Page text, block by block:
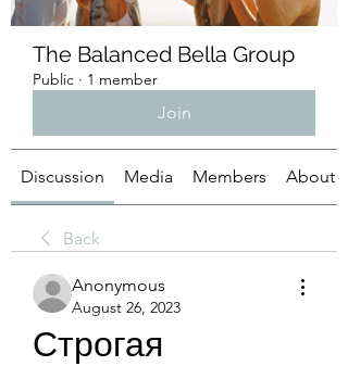
The Balanced Bella Group
Public · 1 member
Join
Discussion Media Members About
Back
Anonymous
August 26, 2023
Строгая